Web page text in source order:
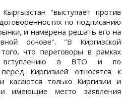
"выступает против
по подписанию
и намерена решать его на
основе". "В Киргизской
что переговоры в рамках
вступлению в ВТО и по
Киргизией относятся к
касаются только Киргизии и
имеющие место заявления